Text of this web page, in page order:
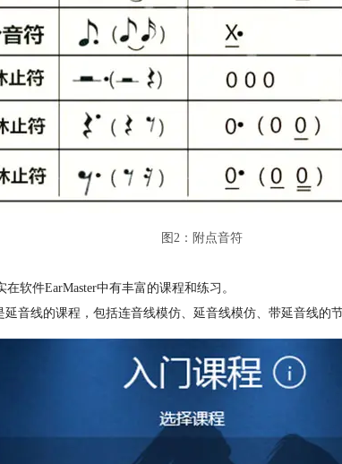
图2：附点音符
软件EarMaster中有丰富的课程和练习。
音线的课程，包括连音线模仿、延音线模仿、带延音线的